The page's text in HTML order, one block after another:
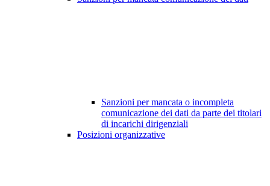
Sanzioni per mancata o incompleta
comunicazione dei dati da parte dei titolari
di incarichi dirigenziali
Posizioni organizzative